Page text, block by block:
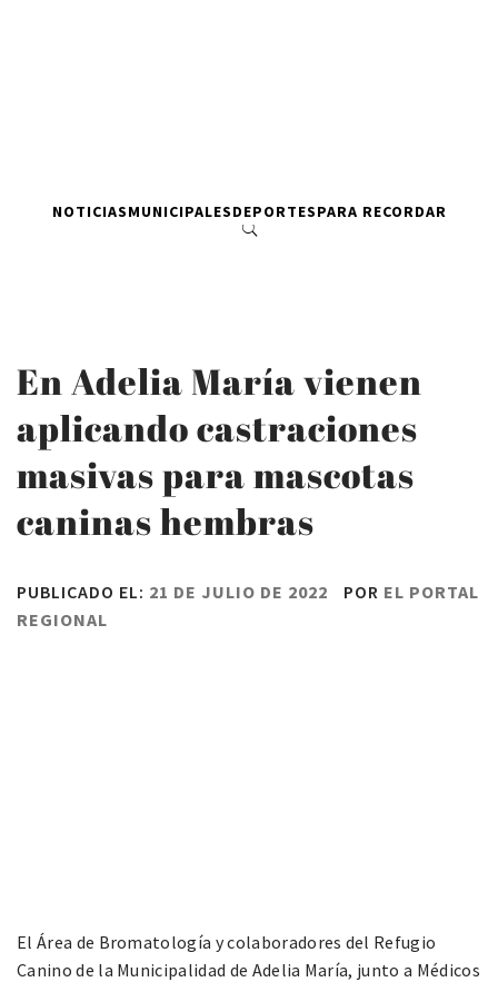
NOTICIASMUNICIPALESDEPORTESPARA RECORDAR
En Adelia María vienen
aplicando castraciones
masivas para mascotas
caninas hembras
PUBLICADO EL: 21 DE JULIO DE 2022 POR EL PORTAL
REGIONAL
El Área de Bromatología y colaboradores del Refugio
Canino de la Municipalidad de Adelia María, junto a Médicos